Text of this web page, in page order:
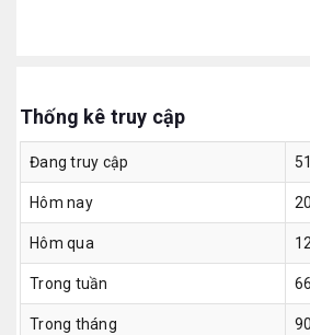
Thống kê truy cập
Đang truy cập 51
Hôm nay
Hôm qua
Trong tuần
Trong tháng